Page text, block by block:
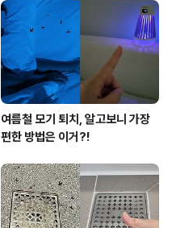
여름철 모기 퇴치, 알고보니 가장
편한 방법은 이거?!